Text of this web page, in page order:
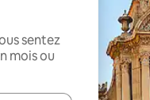
sentez
mois ou